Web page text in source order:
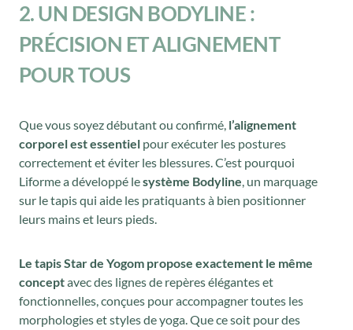
2. UN DESIGN BODYLINE :
PRÉCISION ET ALIGNEMENT
POUR TOUS
Que vous soyez débutant ou confirmé, l’alignement
corporel est essentiel pour exécuter les postures
correctement et éviter les blessures. C’est pourquoi
Liforme a développé lesystème Bodyline, un marquage
sur le tapis qui aide les pratiquants à bien positionner
leurs mains et leurs pieds.
Le tapis Star de Yogom propose exactement le même
conceptavec des lignes de repères élégantes et
fonctionnelles, conçues pour accompagner toutes les
morphologies et styles de yoga. Que ce soit pour des